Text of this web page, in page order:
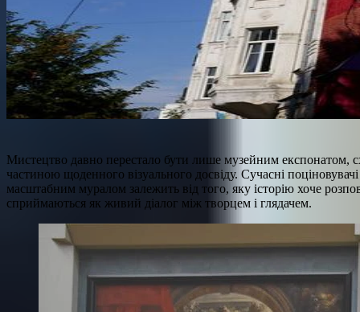
Мистецтво давно перестало бути лише музейним експонатом,
частиною щоденного візуального досвіду. Сучасні
масштабним муралом залежить від того, яку історію хоче
сприймаються як живий діалог між творцем і глядачем.